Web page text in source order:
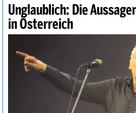
Unglaublich: Die
in Österreich